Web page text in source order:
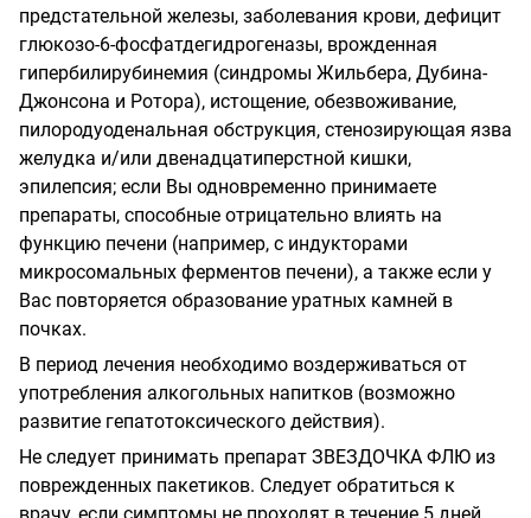
предстательной железы, заболевания крови, дефицит
глюкозо-6-фосфатдегидрогеназы, врожденная
гипербилирубинемия (синдромы Жильбера, Дубина-
Джонсона и Ротора), истощение, обезвоживание,
пилородуоденальная обструкция, стенозирующая язва
желудка и/или двенадцатиперстной кишки,
эпилепсия; если Вы одновременно принимаете
препараты, способные отрицательно влиять на
функцию печени (например, с индукторами
микросомальных ферментов печени), а также если у
Вас повторяется образование уратных камней в
почках.
В период лечения необходимо воздерживаться от
употребления алкогольных напитков (возможно
развитие гепатотоксического действия).
Не следует принимать препарат ЗВЕЗДОЧКА ФЛЮ из
поврежденных пакетиков. Следует обратиться к